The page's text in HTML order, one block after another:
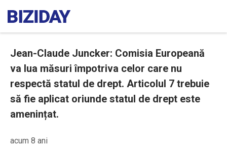
Jean-Claude Juncker: Comisia Europeană
va lua măsuri împotriva celor care nu
respectă statul de drept. Articolul 7 trebuie
să fie aplicat oriunde statul de drept este
amenințat.
acum 8 ani